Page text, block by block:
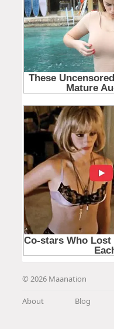
© 2026 Maanation
About Blog